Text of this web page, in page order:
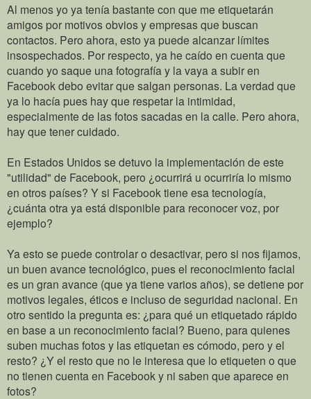
Al menos yo ya tenía bastante con que me etiquetarán
amigos por motivos obvios y empresas que buscan
contactos. Pero ahora, esto ya puede alcanzar límites
insospechados. Por respecto, ya he caído en cuenta que
cuando yo saque una fotografía y la vaya a subir en
Facebook debo evitar que salgan personas. La verdad que
ya lo hacía pues hay que respetar la intimidad,
especialmente de las fotos sacadas en la calle. Pero ahora,
hay que tener cuidado.
En Estados Unidos se detuvo la implementación de este
"utilidad" de Facebook, pero ¿ocurrirá u ocurriría lo mismo
en otros países? Y si Facebook tiene esa tecnología,
¿cuánta otra ya está disponible para reconocer voz, por
ejemplo?
Ya esto se puede controlar o desactivar, pero si nos fijamos,
un buen avance tecnológico, pues el reconocimiento facial
es un gran avance (que ya tiene varios años), se detiene por
motivos legales, éticos e incluso de seguridad nacional. En
otro sentido la pregunta es: ¿para qué un etiquetado rápido
en base a un reconocimiento facial? Bueno, para quienes
suben muchas fotos y las etiquetan es cómodo, pero y el
resto? ¿Y el resto que no le interesa que lo etiqueten o que
no tienen cuenta en Facebook y ni saben que aparece en
fotos?